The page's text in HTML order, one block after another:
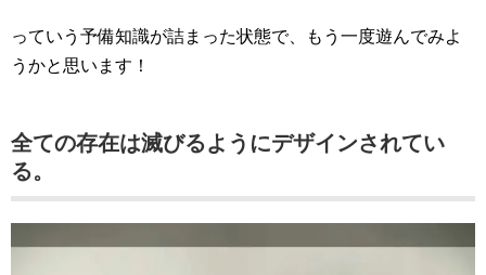
っていう予備知識が詰まった状態で、もう一度遊んでみよ
うかと思います！
全ての存在は滅びるようにデザインされてい
る。